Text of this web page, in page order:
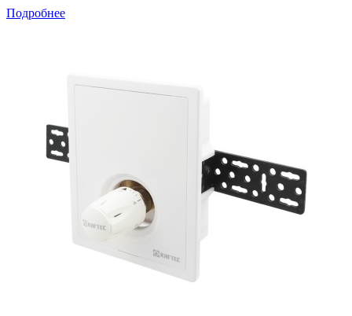
Подробнее